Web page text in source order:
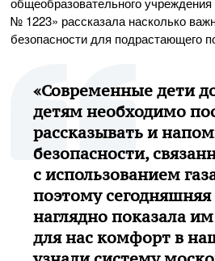
№ 1223» рассказала насколько
безопасности для подрастающего
«Современные дети
детям необходимо
рассказывать и
безопасности,
с использованием
поэтому сегодняшняя
наглядно показала
для нас комфорт в